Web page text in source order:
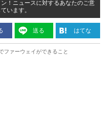
！ニュースに対するあなたのご意
います。
送る はてな
ファーウェイができること